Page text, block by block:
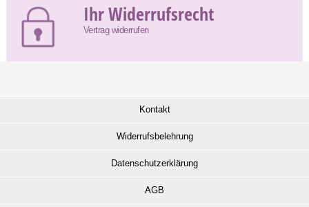
Ihr Widerrufsrecht
Vertrag widerrufen
Kontakt
Widerrufsbelehrung
Datenschutzerklärung
AGB